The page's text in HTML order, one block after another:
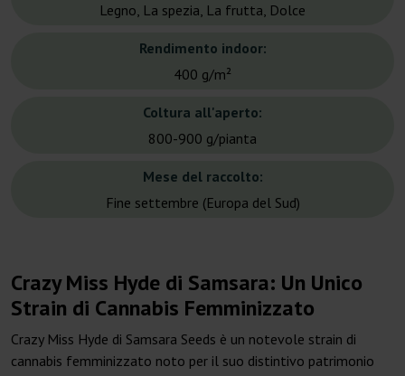
Legno, La spezia, La frutta, Dolce
Rendimento indoor:
400 g/m²
Coltura all'aperto:
800-900 g/pianta
Mese del raccolto:
Fine settembre (Europa del Sud)
Crazy Miss Hyde di Samsara: Un Unico
Strain di Cannabis Femminizzato
Crazy Miss Hyde di Samsara Seeds è un notevole strain di
cannabis femminizzato noto per il suo distintivo patrimonio